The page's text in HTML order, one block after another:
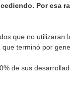
Por esa
que no
terminó por
de sus